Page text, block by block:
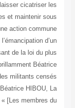
cicatriser les
et maintenir sous
action commune
d’un
de la loi du plus
Béatrice
militants censés
HIBOU, La
[Les membres du